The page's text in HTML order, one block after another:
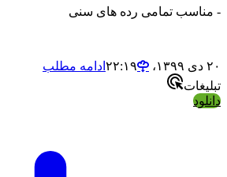
- مناسب تمامی رده های سنی
۲۰ دی ۱۳۹۹،‏ ۲۲:۱۹
ادامه مطلب
تبلیغات
دانلود